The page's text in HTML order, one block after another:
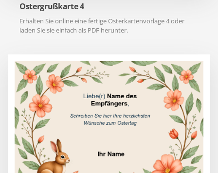
Ostergrußkarte 4
Erhalten Sie online eine fertige Osterkartenvorlage 4 oder
laden Sie sie einfach als PDF herunter.